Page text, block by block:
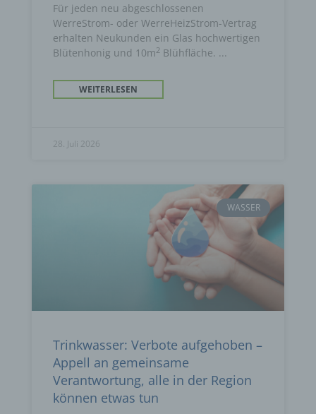
Für jeden neu abgeschlossenen
WerreStrom- oder WerreHeizStrom-Vertrag
erhalten Neukunden ein Glas hochwertigen
Blütenhonig und 10m2 Blühfläche.
WEITERLESEN
28. Juli 2026
WASSER
Trinkwasser: Verbote aufgehoben –
Appell an gemeinsame
Verantwortung, alle in der Region
können etwas tun